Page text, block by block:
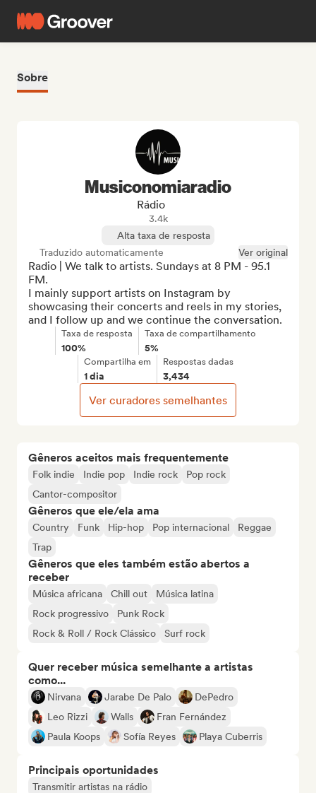
Sobre
Gêneros aceitos mais frequentemente
Folk indie Indie pop Indie rock
Pop rock
Cantor-compositor
Gêneros que ele/ela ama
Country Funk Hip-hop Pop internacional
Reggae
Trap
Gêneros que eles também estão abertos a
receber
Música africana Chill out
Música latina
Rock progressivo
Punk Rock
Rock & Roll / Rock Clássico
Surf rock
Quer receber música semelhante a artistas
como...
Nirvana Jarabe De Palo
DePedro
Leo Rizzi
Walls
Fran Fernández
Paula Koops
Sofía Reyes Playa Cuberris
Principais oportunidades
Transmitir artistas na rádio
Musiconomiaradio
Rádio
3.4k
Alta taxa de resposta
Traduzido automaticamente
Ver original
Radio | We talk to artists. Sundays at 8 PM - 95.1
FM.
I mainly support artists on Instagram by
showcasing their concerts and reels in my stories,
and I follow up and we continue the conversation.
Taxa de resposta
100%
Taxa de compartilhamento
5%
Compartilha em
1 dia
Respostas dadas
3,434
Ver curadores semelhantes